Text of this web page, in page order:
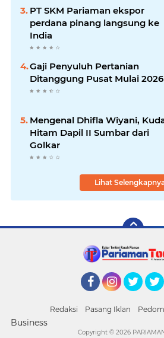
PT SKM Pariaman ekspor
perdana pinang langsung ke
India
Gaji Penyuluh Pertanian
Ditanggung Pusat Mulai 2026
Mengenal Dhifla Wiyani,
Hitam Dapil II Sumbar dari
Golkar
Lihat
Redaksi Pasang Iklan
Business
Copyright © 2026